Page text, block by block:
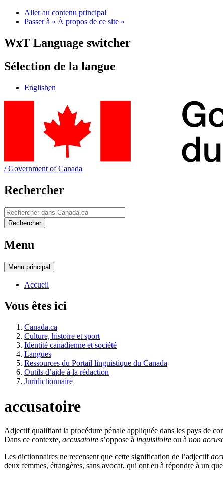
Aller au contenu principal
Passer à « À propos de ce site »
WxT Language switcher
Sélection de la langue
Englishen
/Government of Canada
Rechercher
Rechercher
Rechercher
Menu
Menu principal
Accueil
Vous êtes ici
Canada.ca
Culture, histoire et sport
Identité canadienne et société
Langues
Ressources du Portail linguistique du Canada
Outils d’aide à la rédaction
Juridictionnaire
accusatoire
Adjectif qualifiant la procédure pénale appliquée dans les pays de
Dans ce contexte, accusatoire s’oppose à inquisitoire ou à non
Les dictionnaires ne recensent que cette signification de l’adjectif
deux femmes, étrangères, sans avocat, qui ont eu à répondre à un